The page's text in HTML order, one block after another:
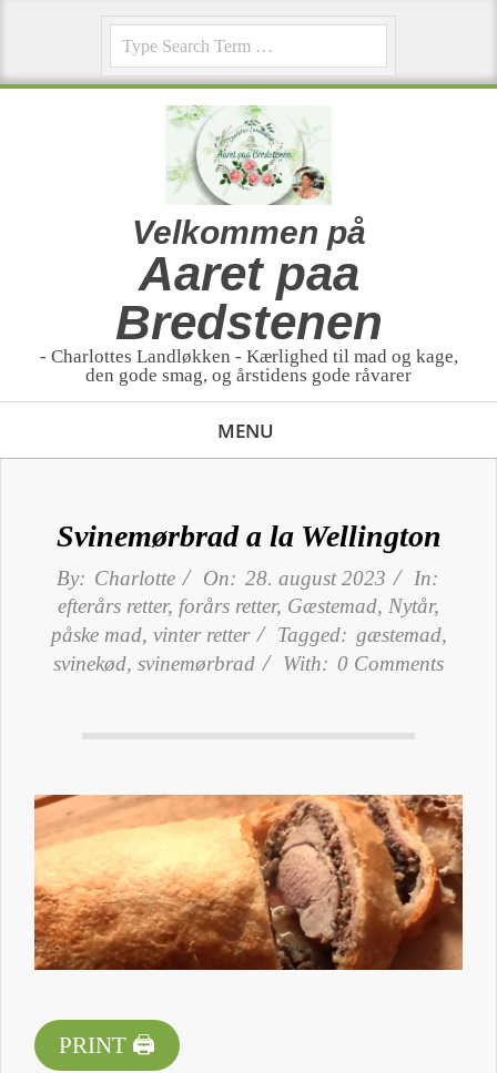
content
Velkommen på
Aaret paa
Bredstenen
- Charlottes Landløkken - Kærlighed til mad og kage,
den gode smag, og årstidens gode råvarer
Navigation
MENU
Svinemørbrad a la Wellington
By: Charlotte On: 28. august 2023
In:
efterårs retter, forårs retter, Gæstemad, Nytår,
påske mad, vinter retter Tagged: gæstemad,
svinekød, svinemørbrad With: 0 Comments
PRINT 🖨